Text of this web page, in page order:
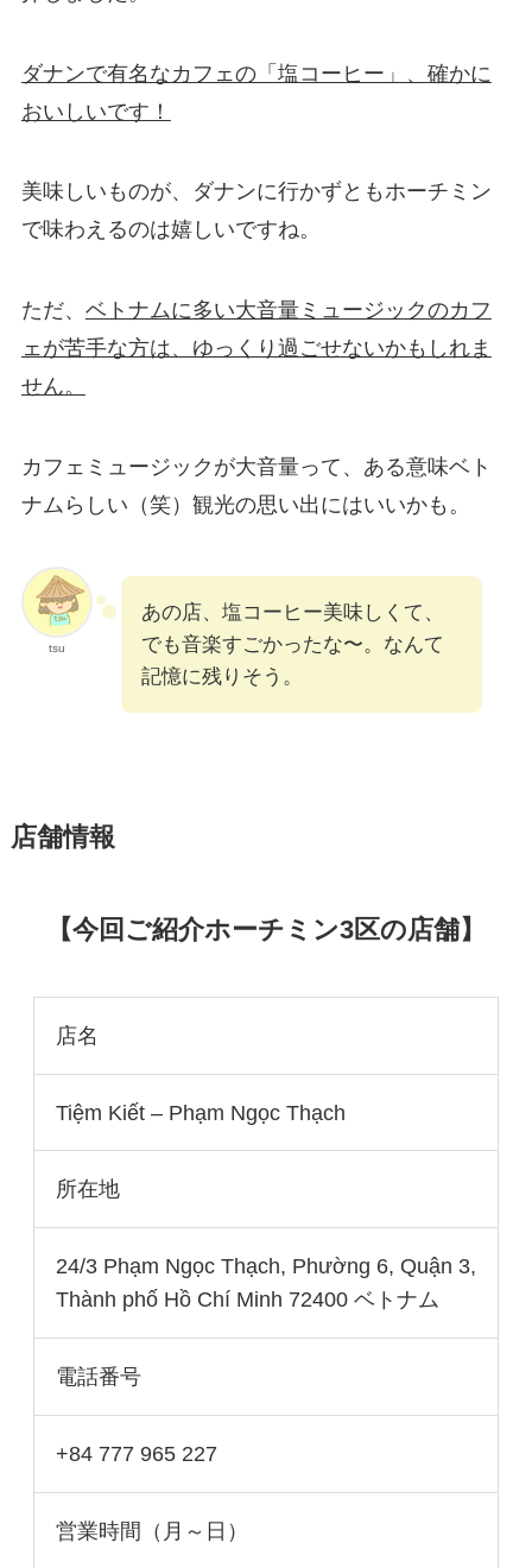
ダナンで有名なカフェの「塩コーヒー」、確かに
おいしいです！
美味しいものが、ダナンに行かずともホーチミン
で味わえるのは嬉しいですね。
ただ、 ベトナムに多い大音量ミュージックのカフ
ェが苦手な方は、ゆっくり過ごせないかもしれま
せん。
カフェミュージックが大音量って、ある意味ベト
ナムらしい（笑）観光の思い出にはいいかも。
tsu
あの店、塩コーヒー美味しくて、
でも音楽すごかったな〜。なんて
記憶に残りそう。
店舗情報
【今回ご紹介ホーチミン3区の店舗】
店名
Tiệm Kiết – Phạm Ngọc Thạch
所在地
24/3 Phạm Ngọc Thạch, Phường 6, Quận 3,
Thành phố Hồ Chí Minh 72400 ベトナム
電話番号
+84 777 965 227
営業時間（月～日）